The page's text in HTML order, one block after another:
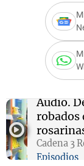
Audio.
robados
Cadena 3
Episodios